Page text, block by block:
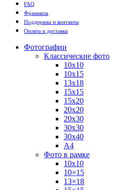
FAQ
Франшиза
Поддержка и контакты
Оплата и доставка
Фотографии
Классические фото
10х10
10х15
13х18
15х15
15х20
20х20
20х30
30х30
30х40
А4
Фото в рамке
10х10
10×15
13×18